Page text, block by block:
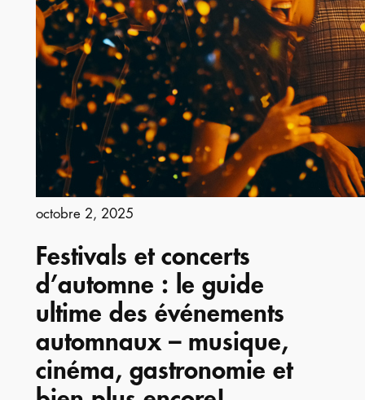
octobre 2, 2025
Festivals et concerts
d’automne : le guide
ultime des événements
automnaux – musique,
cinéma, gastronomie et